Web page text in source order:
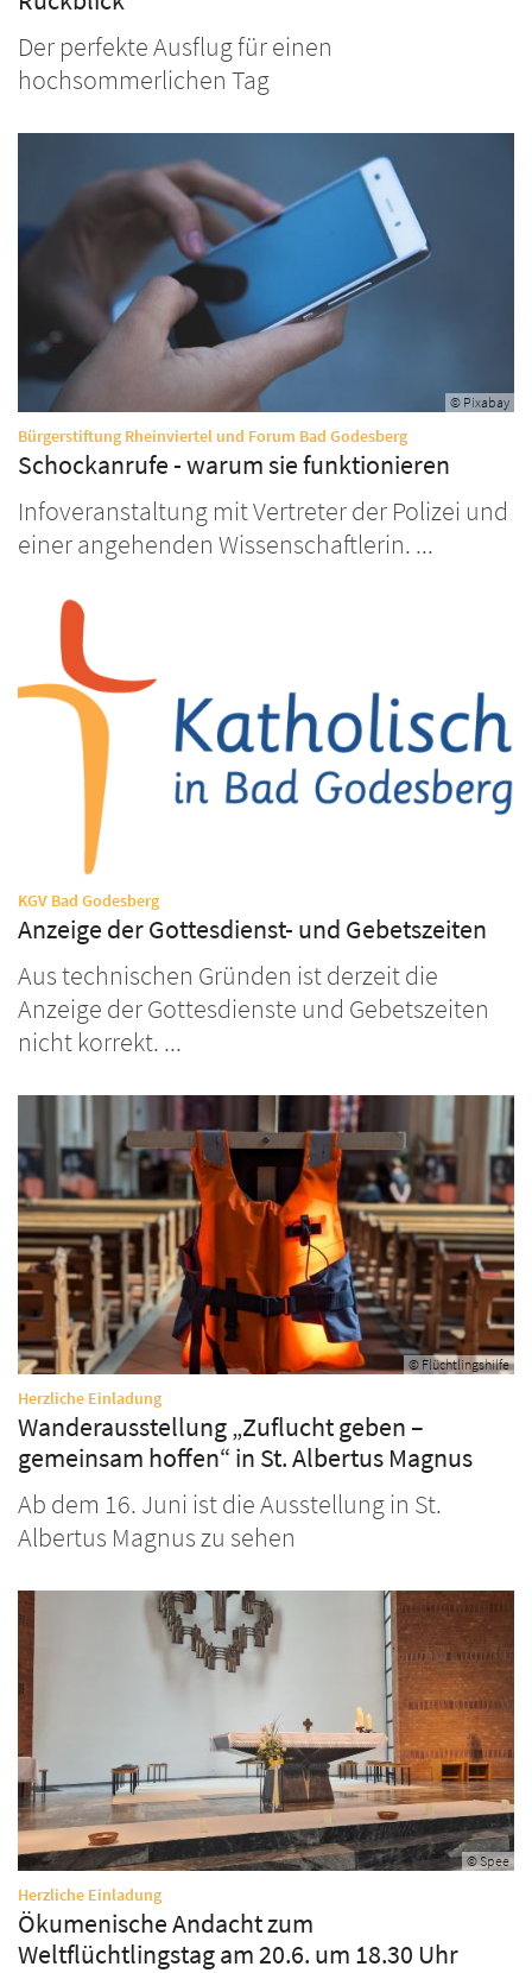
Der perfekte Ausflug für einen
hochsommerlichen Tag
© Pixabay
Bürgerstiftung Rheinviertel und Forum Bad Godesberg:
Schockanrufe - warum sie funktionieren
Infoveranstaltung mit Vertreter der Polizei und
einer angehenden Wissenschaftlerin. ...
KGV Bad Godesberg:
Anzeige der Gottesdienst- und Gebetszeiten
Aus technischen Gründen ist derzeit die
Anzeige der Gottesdienste und Gebetszeiten
nicht korrekt. ...
© Flüchtlingshilfe
Herzliche Einladung:
Wanderausstellung „Zuflucht geben –
gemeinsam hoffen“ in St. Albertus Magnus
Ab dem 16. Juni ist die Ausstellung in St.
Albertus Magnus zu sehen
© Spee
Herzliche Einladung:
Ökumenische Andacht zum
Weltflüchtlingstag am 20.6. um 18.30 Uhr